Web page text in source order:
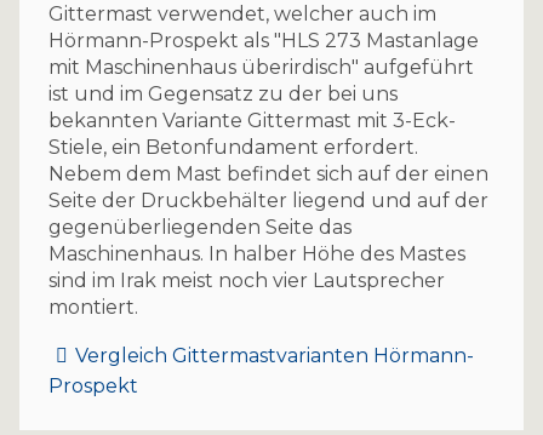
Gittermast verwendet, welcher auch im
Hörmann-Prospekt als "HLS 273 Mastanlage
mit Maschinenhaus überirdisch" aufgeführt
ist und im Gegensatz zu der bei uns
bekannten Variante Gittermast mit 3-Eck-
Stiele, ein Betonfundament erfordert.
Nebem dem Mast befindet sich auf der einen
Seite der Druckbehälter liegend und auf der
gegenüberliegenden Seite das
Maschinenhaus. In halber Höhe des Mastes
sind im Irak meist noch vier Lautsprecher
montiert.
Vergleich Gittermastvarianten Hörmann-
Prospekt